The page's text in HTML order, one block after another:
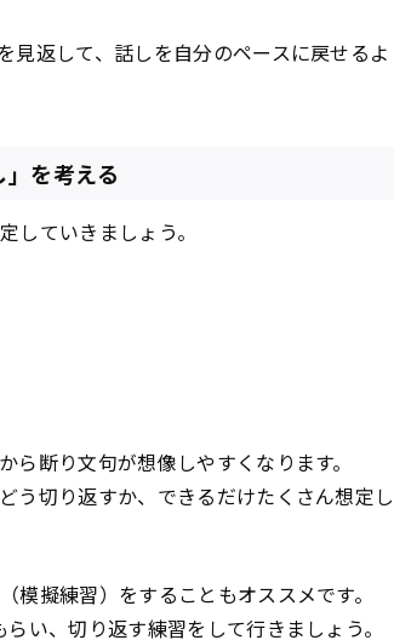
見返して、話しを自分のペースに戻せるよ
」を考える
していきましょう。
断り文句が想像しやすくなります。
う切り返すか、できるだけたくさん想定し
模擬練習）をすることもオススメです。
い、切り返す練習をして行きましょう。